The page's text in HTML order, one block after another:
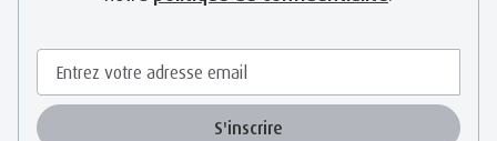
S'inscrire